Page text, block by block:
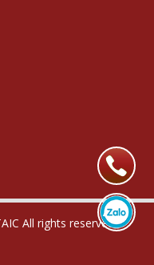
All rights reserved.